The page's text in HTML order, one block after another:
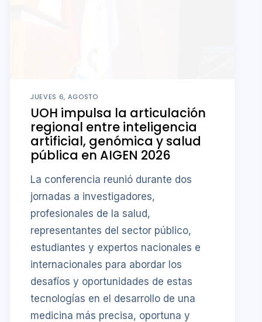
JUEVES 6, AGOSTO
UOH impulsa la articulación
regional entre inteligencia
artificial, genómica y salud
pública en AIGEN 2026
La conferencia reunió durante dos
jornadas a investigadores,
profesionales de la salud,
representantes del sector público,
estudiantes y expertos nacionales e
internacionales para abordar los
desafíos y oportunidades de estas
tecnologías en el desarrollo de una
medicina más precisa, oportuna y